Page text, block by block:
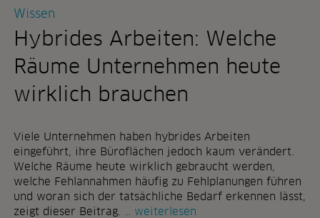
Wissen
Hybrides Arbeiten: Welche
Räume Unternehmen heute
wirklich brauchen
Viele Unternehmen haben hybrides Arbeiten
eingeführt, ihre Büroflächen jedoch kaum verändert.
Welche Räume heute wirklich gebraucht werden,
welche Fehlannahmen häufig zu Fehlplanungen führen
und woran sich der tatsächliche Bedarf erkennen lässt,
zeigt dieser Beitrag.
weiterlesen